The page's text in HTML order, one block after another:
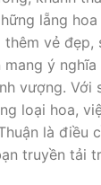
lẵng
thêm vẻ
ý
vượng. Với
loại hoa,
là điều
truyền tải